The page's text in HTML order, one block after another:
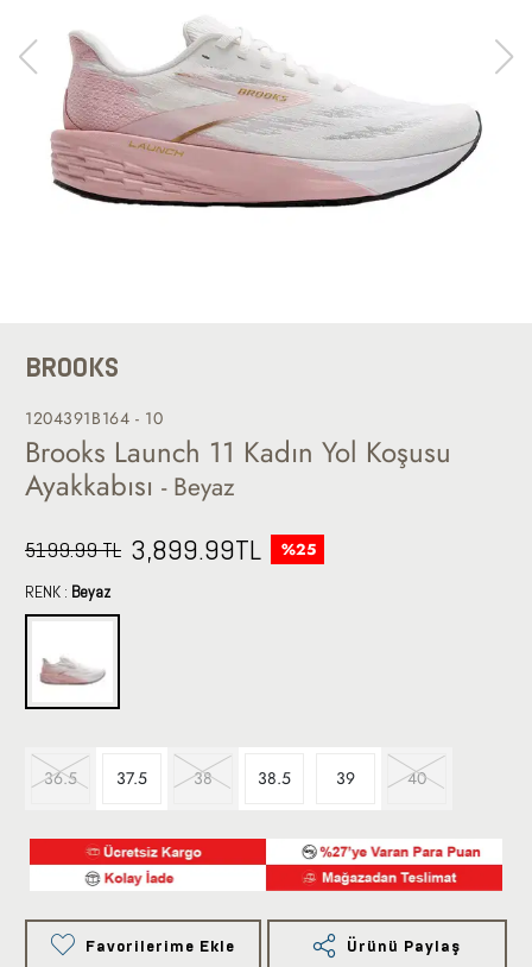
BROOKS
1204391B164 - 10
Brooks Launch 11 Kadın Yol Koşusu
Ayakkabısı - Beyaz
5199.99 TL 3,899.99TL %25
RENK : Beyaz
36.5 37.5 38 38.5 39 40
Favorilerime Ekle Ürünü Paylaş